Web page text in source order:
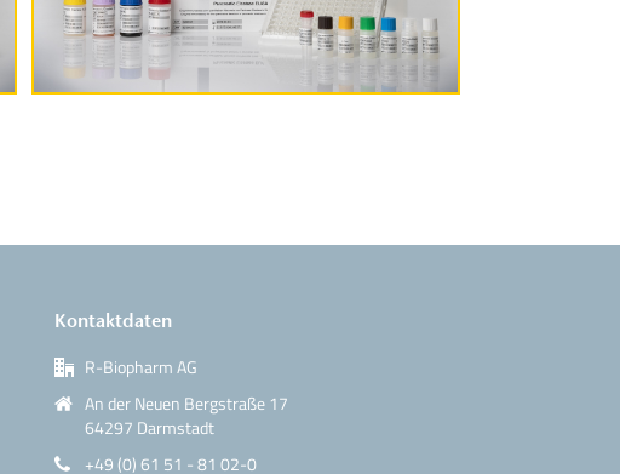
Produktinformationen
Kontaktdaten
R-Biopharm AG
An der Neuen Bergstraße 17
64297 Darmstadt
+49 (0) 61 51 - 81 02-0